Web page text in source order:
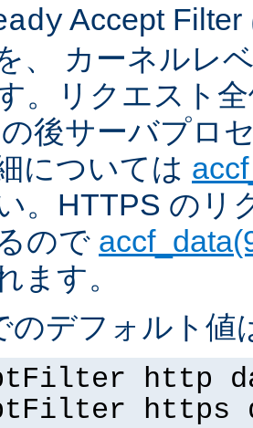
Accept
、 カーネルレ
。リクエスト
後サーバプロ
については
。HTTPS のリ
ので
ます。
のデフォルト値
http
https